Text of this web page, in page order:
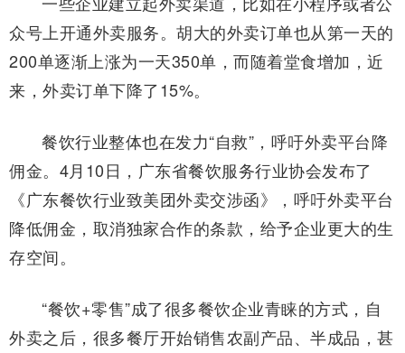
众号上开通外卖服务。胡大的外卖订单也从第一天的
200单逐渐上涨为一天350单，而随着堂食增加，近
来，外卖订单下降了15%。
餐饮行业整体也在发力“自救”，呼吁外卖平台降
佣金。4月10日，广东省餐饮服务行业协会发布了
《广东餐饮行业致美团外卖交涉函》，呼吁外卖平台
降低佣金，取消独家合作的条款，给予企业更大的生
存空间。
“餐饮+零售”成了很多餐饮企业青睐的方式，自
外卖之后，很多餐厅开始销售农副产品、半成品，甚